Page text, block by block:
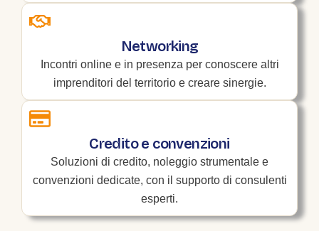
Networking
Incontri online e in presenza per conoscere altri
imprenditori del territorio e creare sinergie.
Credito e convenzioni
Soluzioni di credito, noleggio strumentale e
convenzioni dedicate, con il supporto di consulenti
esperti.